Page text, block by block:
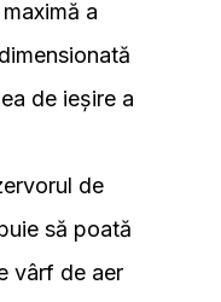
a
de ieșire a
de
să poată
vârf de aer